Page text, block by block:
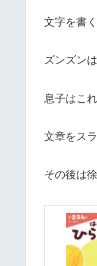
文字を書
ズンズン
息子はこ
文章をス
その後は